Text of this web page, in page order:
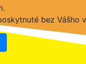
bez Vášho